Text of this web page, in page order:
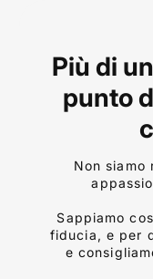
Più di
punto
Non siamo
Sappiamo
fiducia, e per
e